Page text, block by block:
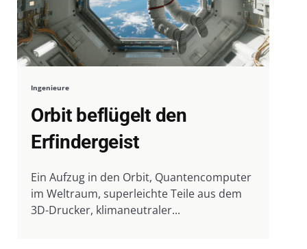
Ingenieure
Orbit beflügelt den
Erfindergeist
Ein Aufzug in den Orbit, Quantencomputer
im Weltraum, superleichte Teile aus dem
3D-Drucker, klimaneutraler...